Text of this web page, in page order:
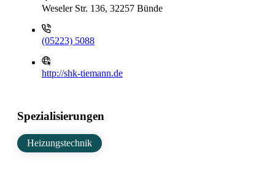
Weseler Str. 136, 32257 Bünde
(05223) 5088
http://shk-tiemann.de
Spezialisierungen
Heizungstechnik